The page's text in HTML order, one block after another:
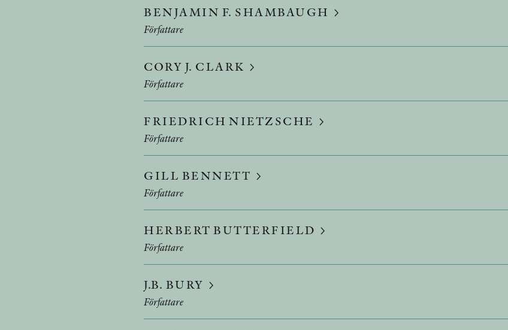
BENJAMIN F. SHAMBAUGH
Författare
CORY J. CLARK
Författare
FRIEDRICH NIETZSCHE
Författare
GILL BENNETT
Författare
HERBERT BUTTERFIELD
Författare
J.B. BURY
Författare